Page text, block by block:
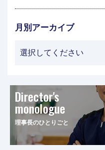
月別アーカイブ
Director's
monologue
理事長のひとりごと